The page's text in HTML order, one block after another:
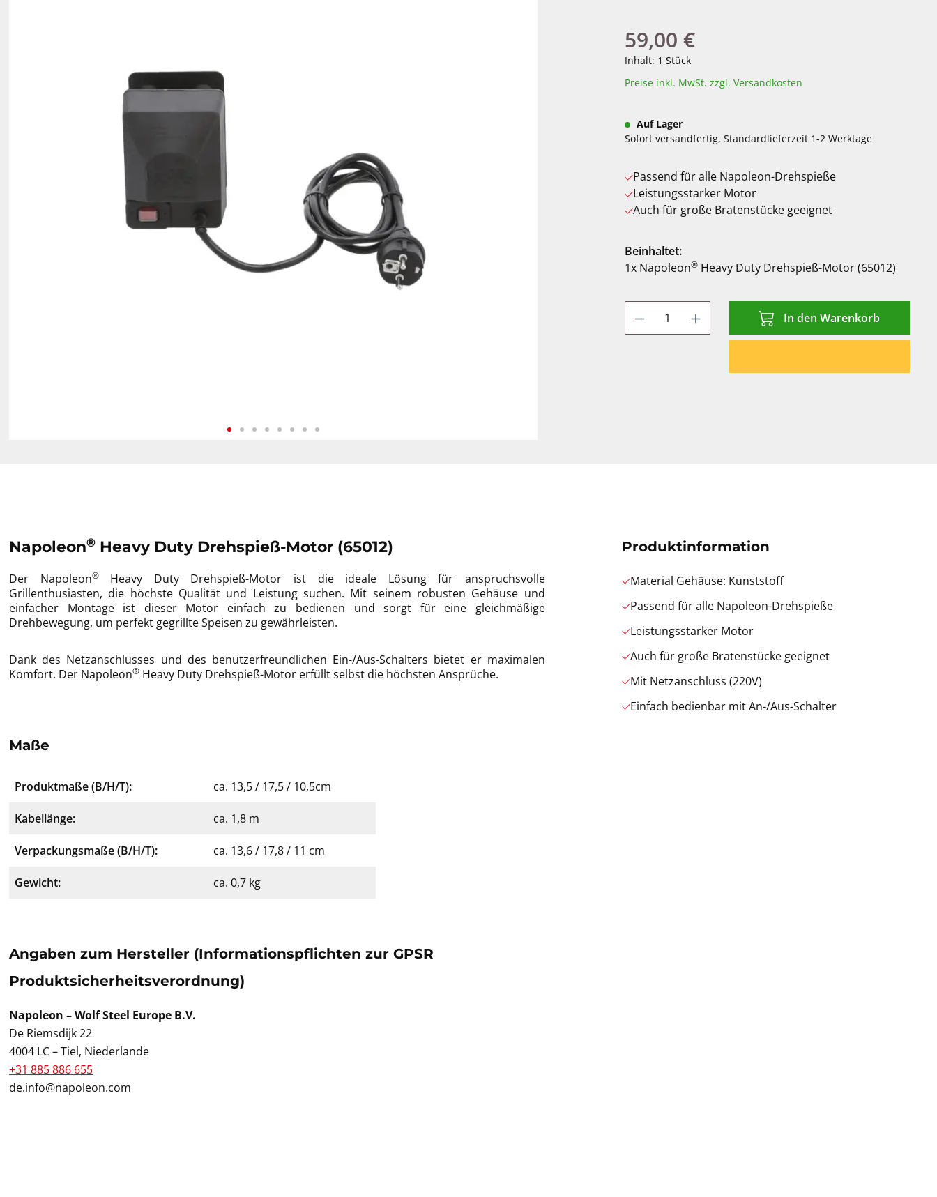
Regulärer Preis:
59,00 €
Inhalt: 1 Stück
Preise inkl. MwSt. zzgl. Versandkosten
Auf Lager
Sofort versandfertig, Standardlieferzeit 1-2 Werktage
Passend für alle Napoleon-Drehspieße
Leistungsstarker Motor
Auch für große Bratenstücke geeignet
Beinhaltet:
1x Napoleon® Heavy Duty Drehspieß-Motor (65012)
Produkt Anzahl: Gib denIn den Warenkorb
Napoleon® Heavy Duty Drehspieß-Motor (65012)
Der Napoleon®Heavy Duty Drehspieß-Motor ist die ideale Lösung für anspruchsvolle
Grillenthusiasten, die höchste Qualität und Leistung suchen. Mit seinem robusten Gehäuse und
einfacher Montage ist dieser Motor einfach zu bedienen und sorgt für eine gleichmäßige
Drehbewegung, um perfekt gegrillte Speisen zu gewährleisten.
Dank des Netzanschlusses und des benutzerfreundlichen Ein-/Aus-Schalters bietet er maximalen
Komfort. Der Napoleon® Heavy Duty Drehspieß-Motor erfüllt selbst die höchsten Ansprüche.
Maße
Produktmaße (B/H/T): ca. 13,5 / 17,5 / 10,5cm
Kabellänge: ca. 1,8 m
Verpackungsmaße (B/H/T): ca. 13,6 / 17,8 / 11 cm
Gewicht: ca. 0,7 kg
Produktinformation
Material Gehäuse: Kunststoff
Passend für alle Napoleon-Drehspieße
Leistungsstarker Motor
Auch für große Bratenstücke geeignet
Mit Netzanschluss (220V)
Einfach bedienbar mit An-/Aus-Schalter
Angaben zum Hersteller (Informationspflichten zur GPSR
Produktsicherheitsverordnung)
Napoleon – Wolf Steel Europe B.V.
De Riemsdijk 22
4004 LC – Tiel, Niederlande
+31 885 886 655
de.info@napoleon.com